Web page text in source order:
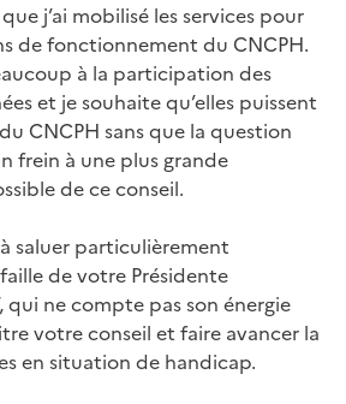
j’ai mobilisé les services pour
de fonctionnement du CNCPH.
à la participation des
et je souhaite qu’elles puissent
CNCPH sans que la question
frein à une plus grande
de ce conseil.
saluer particulièrement
de votre Présidente
qui ne compte pas son énergie
votre conseil et faire avancer la
en situation de handicap.